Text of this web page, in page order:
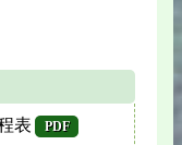
表 PDF